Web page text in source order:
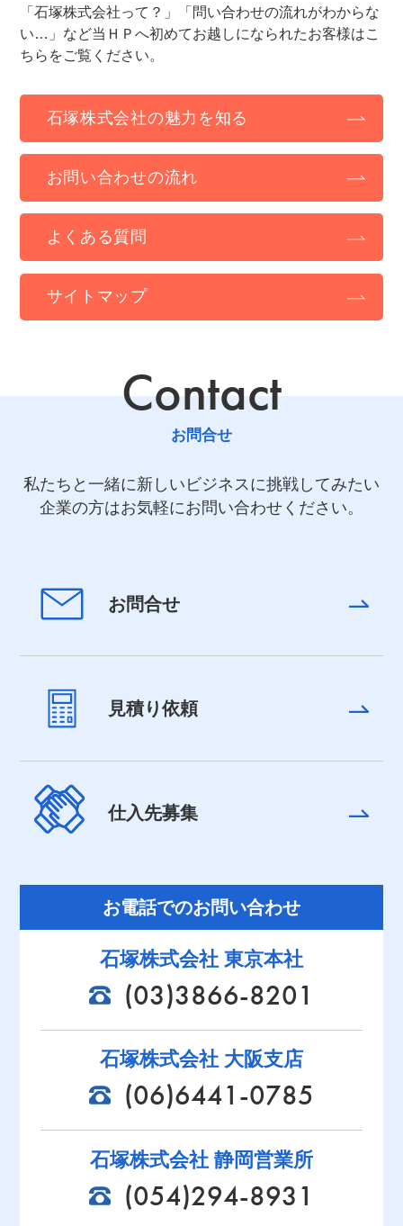
「石塚株式会社って？」「問い合わせの流れがわからな
い…」など当ＨＰへ初めてお越しになられたお客様はこ
ちらをご覧ください。
石塚株式会社の魅力を知る
お問い合わせの流れ
よくある質問
サイトマップ
Contact
お問合せ
私たちと一緒に新しいビジネスに挑戦してみたい
企業の方はお気軽にお問い合わせください。
お問合せ
見積り依頼
仕入先募集
お電話でのお問い合わせ
石塚株式会社 東京本社
(03)3866-8201
石塚株式会社 大阪支店
(06)6441-0785
石塚株式会社 静岡営業所
(054)294-8931